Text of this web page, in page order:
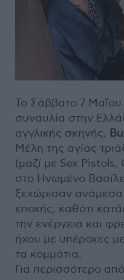
Το Σάββατο 7 Μαΐου
συναυλία στην
αγγλικής σκηνής,
Μέλη της αγίας
(μαζί με Sex Pistols,
στο Ηνωμένο
ξεχώρισαν
εποχής, καθότι
την ενέργεια και
ήχου με υπέροχες
τα κομμάτια.
Για περισσότερο